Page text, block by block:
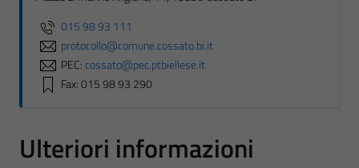
015 98 93 111
protocollo@comune.cossato.bi.it
PEC:cossato@pec.ptbiellese.it
Fax: 015 98 93 290
Ulteriori informazioni